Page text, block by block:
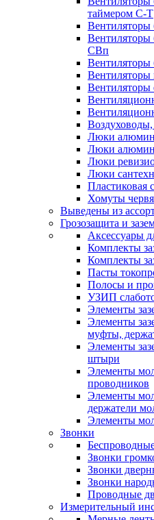
таймером С-Т
Вентиляторы
Вентиляторы
СВп
Вентиляторы
Вентиляторы
Вентиляторы
Люки
Люки
Люки
Люки
Пластиковая
Хомуты
Выведены из
Грозозащита и
Аксессуары
Комплекты
Комплекты
Пасты
Полосы и
УЗИП
Элементы
Элементы
муфты,
Элементы
штыри
Элементы
проводников
Элементы
держатели
Элементы
Звонки
Звонки
Звонки
Звонки
Проводные
Измерительный